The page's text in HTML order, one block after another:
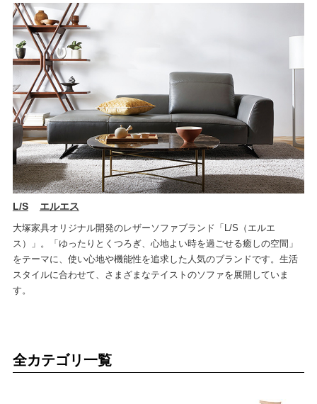
L/S エルエス
大塚家具オリジナル開発のレザーソファブランド「L/S（エルエ
ス）」。「ゆったりとくつろぎ、心地よい時を過ごせる癒しの空間」
をテーマに、使い心地や機能性を追求した人気のブランドです。生活
スタイルに合わせて、さまざまなテイストのソファを展開していま
す。
全カテゴリ一覧